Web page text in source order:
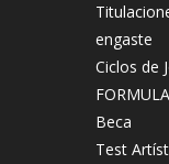
engaste
Ciclos de
Beca
Test